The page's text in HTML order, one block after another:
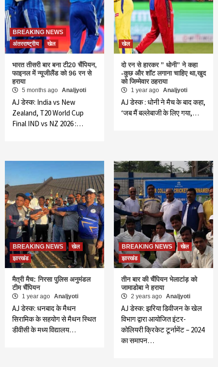
BREAKING NEWS
अंतरराष्ट्रीय
खेल
भारत तीसरी बार बना टी20 चैंपियन,
फाइनल में न्यूजीलैंड को 96 रन से
हराया
5 months ago Analjyoti
AJ डेस्क: India vs New
Zealand, T20 World Cup
Final IND vs NZ 2026 :…
खेल
दो रन से हारकर ” धोनी” ने कहा
-कुछ और शॉट लगाना चाहिए था,खुद
को जिम्मेवार ठहराया
1 year ago Analjyoti
AJ डेस्क : धोनी ने मैच के बाद कहा,
‘जब मैं बल्लेबाजी के लिए गया,…
BREAKING NEWS
खेल
झारखंड
मैत्री मैच: निरसा पुलिस अनुमंडल
टीम चैंपियन
1 year ago Analjyoti
AJ डेस्क: धनबाद के मैथन
सिरामिक के सहयोग से मैथन स्थित
डीवीसी के मध्य विद्यालय…
BREAKING NEWS
खेल
झारखंड
तीन बार की चैंपियन भेलाटांड़ को
जामाडोबा ने हराया
2 years ago Analjyoti
AJ डेस्क: झरिया डिवीजन के खेल
विभाग द्वारा आयोजित इंटर-
कोलियरी क्रिकेट टूर्नामेंट – 2024
का समापन…